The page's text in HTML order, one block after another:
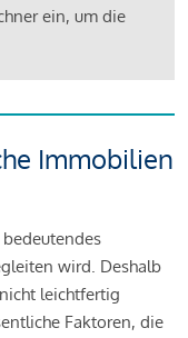
ein, um die
Immobilien
wird. Deshalb
leichtfertig
Faktoren, die